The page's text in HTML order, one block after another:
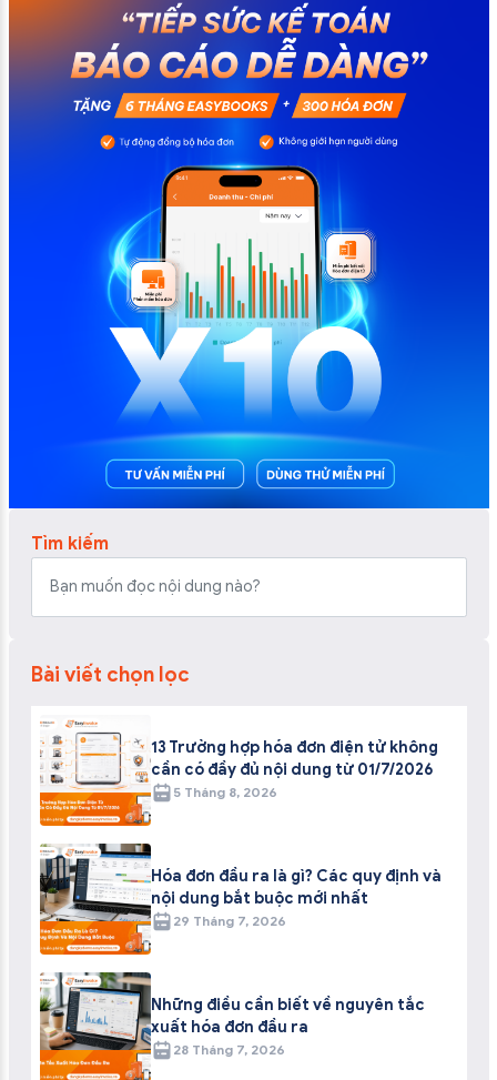
toán có thể tham khảo […]
Tìm kiếm
Bài viết chọn lọc
13 Trường hợp hóa đơn điện tử không
cần có đầy đủ nội dung từ 01/7/2026
5 Tháng 8, 2026
Hóa đơn đầu ra là gì? Các quy định và
nội dung bắt buộc mới nhất
29 Tháng 7, 2026
Những điều cần biết về nguyên tắc
xuất hóa đơn đầu ra
28 Tháng 7, 2026